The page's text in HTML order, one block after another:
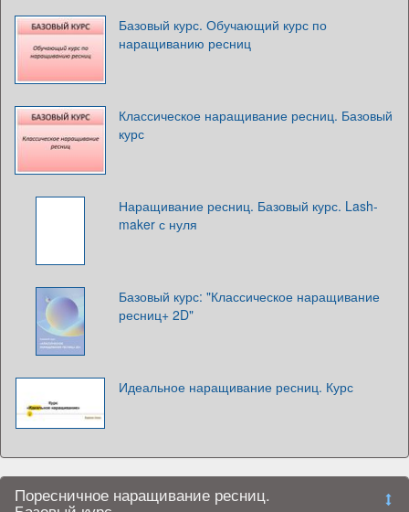
Базовый курс. Обучающий курс по
наращиванию ресниц
Классическое наращивание ресниц. Базовый
курс
Наращивание ресниц. Базовый курс. Lash-
maker с нуля
Базовый курс: "Классическое наращивание
ресниц+ 2D"
Идеальное наращивание ресниц. Курс
Поресничное наращивание ресниц.